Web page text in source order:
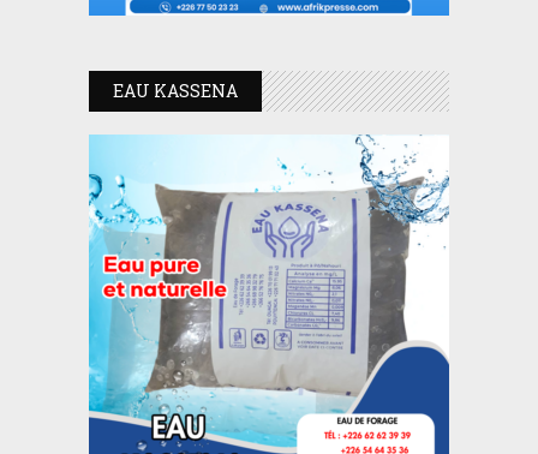
EAU KASSENA